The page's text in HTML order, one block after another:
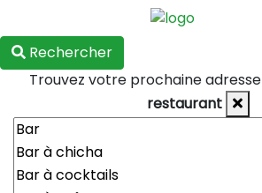
Rechercher
Trouvez votre prochaine adresse
restaurant